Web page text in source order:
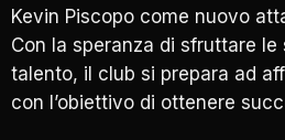
Kevin Piscopo come nuovo
Con la speranza di sfruttare
talento, il club si prepara ad
con l’obiettivo di ottenere